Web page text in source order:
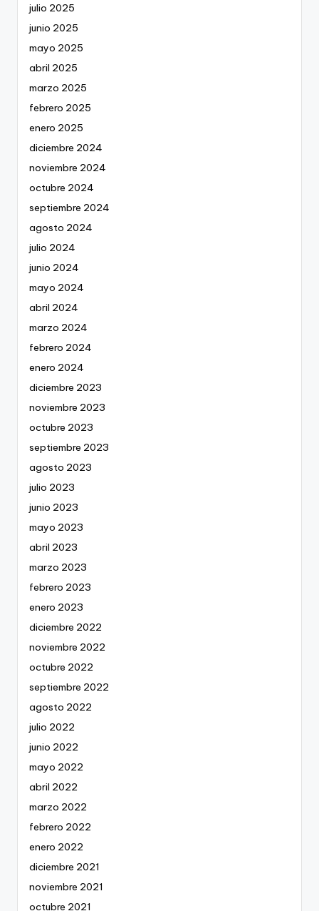
julio 2025
junio 2025
mayo 2025
abril 2025
marzo 2025
febrero 2025
enero 2025
diciembre 2024
noviembre 2024
octubre 2024
septiembre 2024
agosto 2024
julio 2024
junio 2024
mayo 2024
abril 2024
marzo 2024
febrero 2024
enero 2024
diciembre 2023
noviembre 2023
octubre 2023
septiembre 2023
agosto 2023
julio 2023
junio 2023
mayo 2023
abril 2023
marzo 2023
febrero 2023
enero 2023
diciembre 2022
noviembre 2022
octubre 2022
septiembre 2022
agosto 2022
julio 2022
junio 2022
mayo 2022
abril 2022
marzo 2022
febrero 2022
enero 2022
diciembre 2021
noviembre 2021
octubre 2021